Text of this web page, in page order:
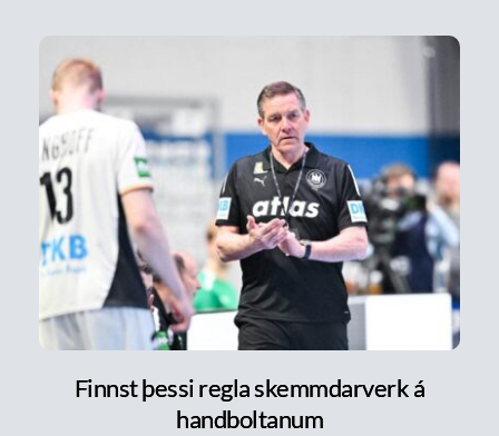
Finnst þessi regla skemmdarverk á
handboltanum